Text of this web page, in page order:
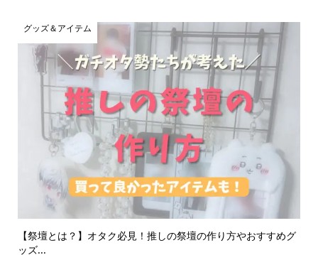
グッズ＆アイテム
【祭壇とは？】オタク必見！推しの祭壇の作り方やおすすめグ
ッズ...